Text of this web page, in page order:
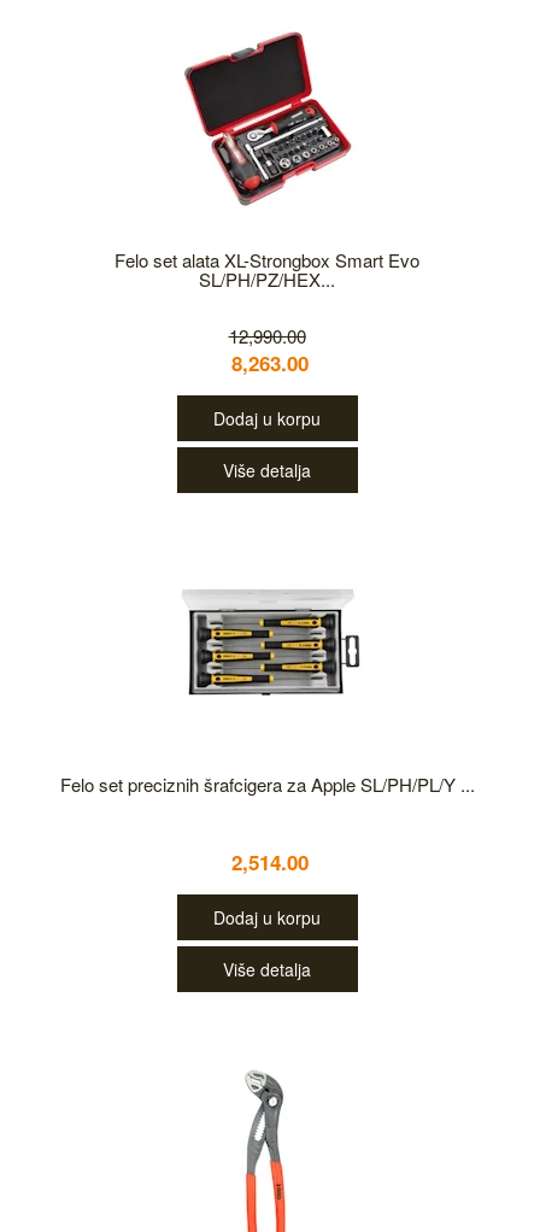
Felo set alata XL-Strongbox Smart Evo
SL/PH/PZ/HEX...
12,990.00
8,263.00
Dodaj u korpu
Više detalja
Felo set preciznih šrafcigera za Apple SL/PH/PL/Y ...
2,514.00
Dodaj u korpu
Više detalja